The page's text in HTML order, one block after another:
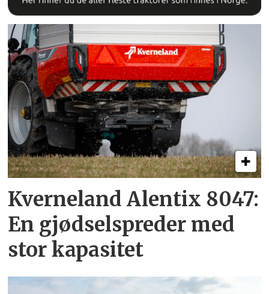
Kverneland Alentix 8047:
En gjødsel­spreder med
stor kapasitet